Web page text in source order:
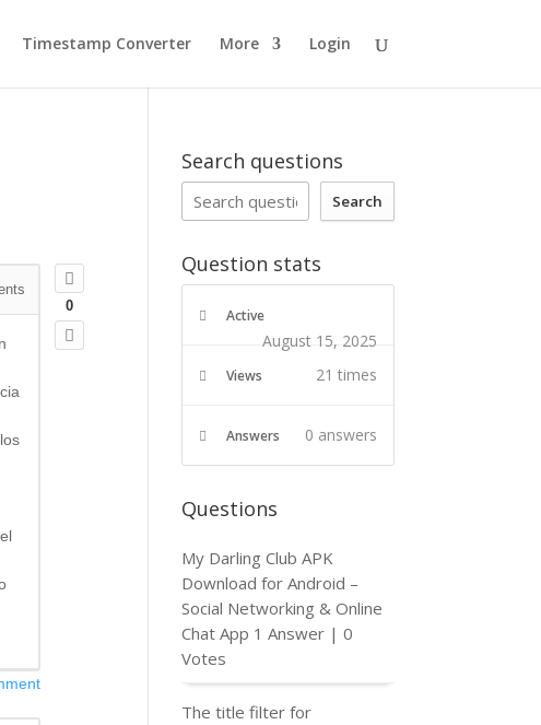
Timestamp Converter More Login
0
Search questions
Search
Question stats
Active
August 15, 2025
Views 21 times
Answers 0 answers
Questions
My Darling Club APK
Download for Android –
Social Networking & Online
Chat App 1 Answer |0
Votes
The title filter for